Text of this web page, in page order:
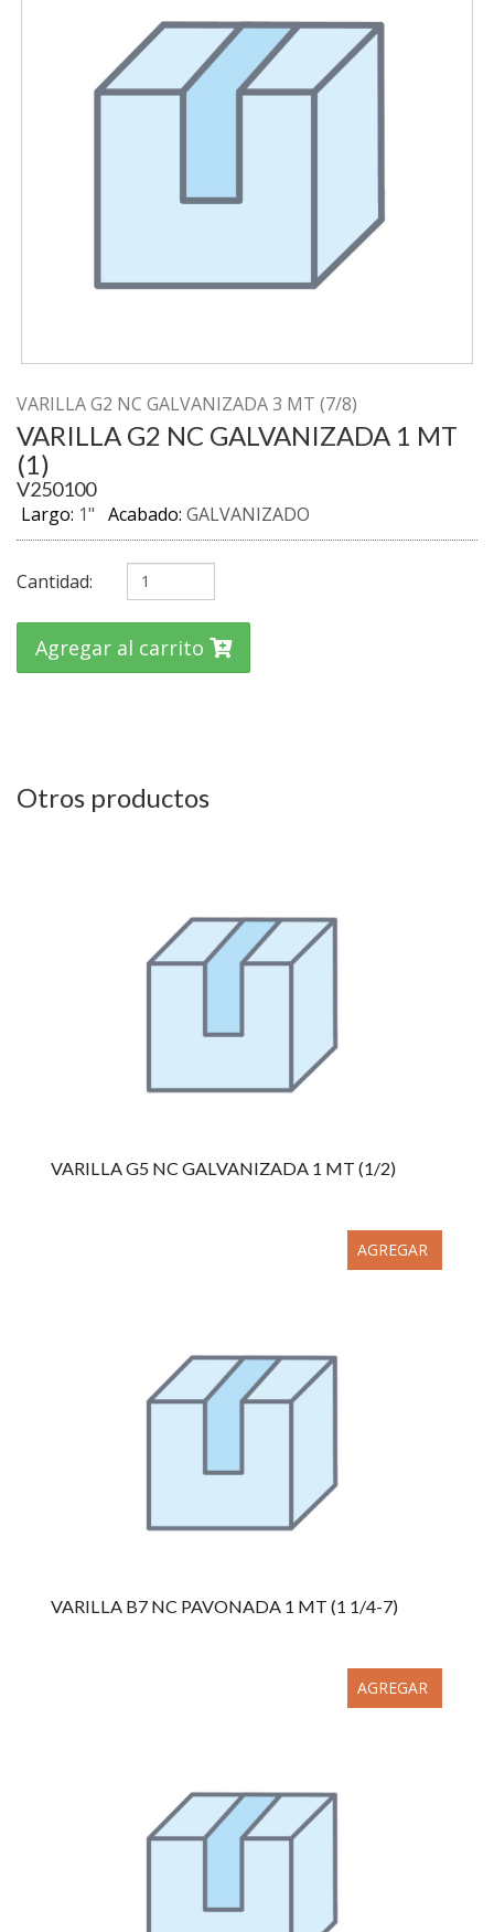
VARILLA G2 NC GALVANIZADA 3 MT (7/8)
VARILLA G2 NC GALVANIZADA 1 MT
(1)
V250100
Largo: 1" Acabado: GALVANIZADO
Cantidad:
Agregar al carrito
Otros productos
VARILLA G5 NC GALVANIZADA 1 MT (1/2)
AGREGAR
VARILLA B7 NC PAVONADA 1 MT (1 1/4-7)
AGREGAR